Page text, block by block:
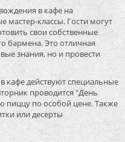
в кафе на
мастер-классы. Гости могут
свои собственные
бармена. Это отличная
знания, но и провести
кафе действуют специальные
проводится "День
пиццу по особой цене. Также
или десерты